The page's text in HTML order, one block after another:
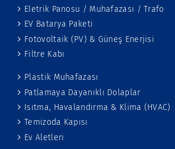
Eletrik Panosu / Muhafazası / Trafo
EV Batarya Paketi
Fotovoltaik (PV) & Güneş Enerjisi
Filtre Kabı
Plastik Muhafazası
Patlamaya Dayanıklı Dolaplar
Isıtma, Havalandırma & Klima (HVAC)
Temizoda Kapısı
Ev Aletleri